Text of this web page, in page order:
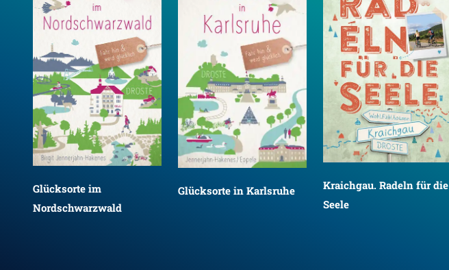
Glücksorte im
Nordschwarzwald
Glücksorte in Karlsruhe
Kraichgau. Radeln für die
Seele